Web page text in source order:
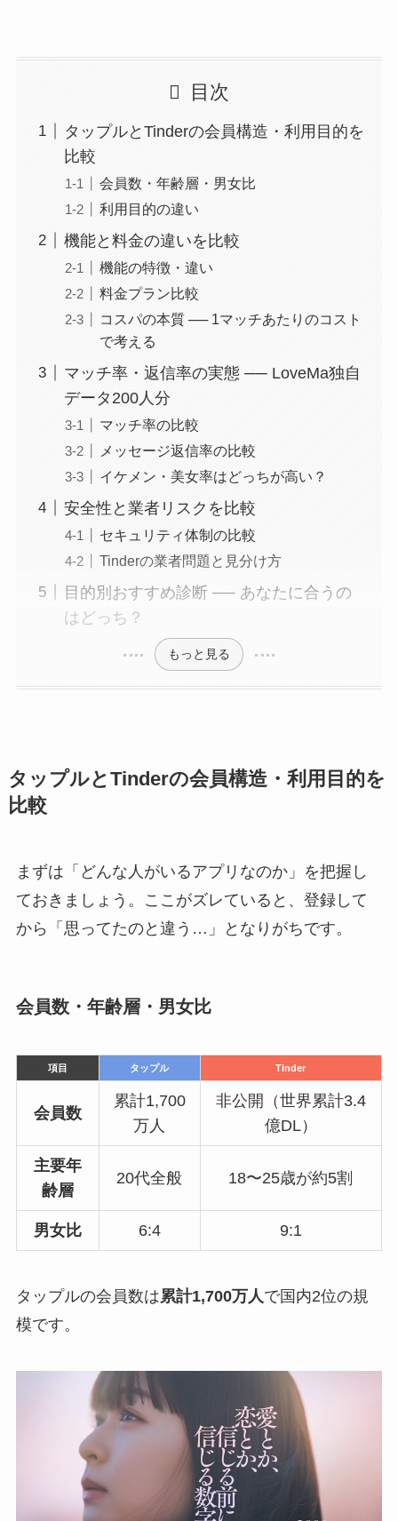
目次
タップルとTinderの会員構造・利用目的を
比較
会員数・年齢層・男女比
利用目的の違い
機能と料金の違いを比較
機能の特徴・違い
料金プラン比較
コスパの本質 ── 1マッチあたりのコスト
で考える
マッチ率・返信率の実態 ── LoveMa独自
データ200人分
マッチ率の比較
メッセージ返信率の比較
イケメン・美女率はどっちが高い？
安全性と業者リスクを比較
セキュリティ体制の比較
Tinderの業者問題と見分け方
目的別おすすめ診断 ── あなたに合うの
はどっち？
もっと見る
タップルとTinderの会員構造・利用目的を
比較
まずは「どんな人がいるアプリなのか」を把握し
ておきましょう。ここがズレていると、登録して
から「思ってたのと違う…」となりがちです。
会員数・年齢層・男女比
項目 タップル Tinder
会員数
累計1,700
万人
非公開（世界累計3.4
億DL）
主要年
齢層
20代全般 18〜25歳が約5割
男女比 6:4 9:1
タップルの会員数は累計1,700万人で国内2位の規
模です。